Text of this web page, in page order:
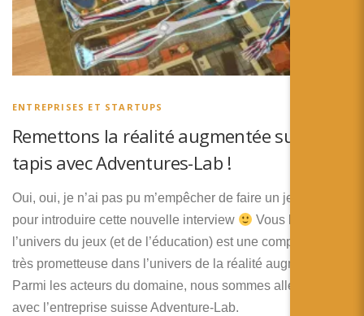
ENTREPRISES ET STARTUPS
Remettons la réalité augmentée sur le
tapis avec Adventures-Lab !
Oui, oui, je n’ai pas pu m’empêcher de faire un jeux de mot
pour introduire cette nouvelle interview
Vous le savez,
l’univers du jeux (et de l’éducation) est une composante
très prometteuse dans l’univers de la réalité augmentée.
Parmi les acteurs du domaine, nous sommes allés discuter
avec l’entreprise suisse Adventure-Lab.